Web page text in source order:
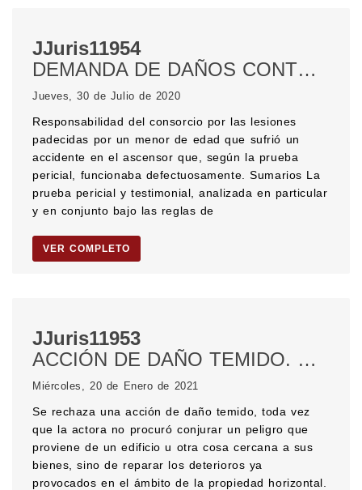
JJuris11954
DEMANDA DE DAÑOS CONTRA CONSORCIOS. Accidente en ascensor. DAÑOS Y PERJUICIOS. HECHO DE LA VÍCTIMA. Culpa in vigilando. CÓDIGO CIVIL Y COMERCIAL DE LA NACIÓN.
Jueves, 30 de Julio de 2020
Responsabilidad del consorcio por las lesiones
padecidas por un menor de edad que sufrió un
accidente en el ascensor que, según la prueba
pericial, funcionaba defectuosamente. Sumarios La
prueba pericial y testimonial, analizada en particular
y en conjunto bajo las reglas de
VER COMPLETO
JJuris11953
ACCIÓN DE DAÑO TEMIDO. DEMANDA DE DAÑOS CONTRA CONSORCIOS. Filtraciones.
Miércoles, 20 de Enero de 2021
Se rechaza una acción de daño temido, toda vez
que la actora no procuró conjurar un peligro que
proviene de un edificio u otra cosa cercana a sus
bienes, sino de reparar los deterioros ya
provocados en el ámbito de la propiedad horizontal.